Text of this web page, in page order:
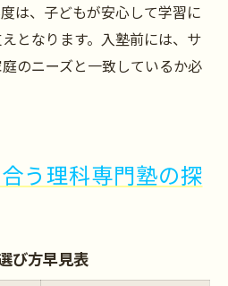
は、子どもが安心して学習に
となります。入塾前には、サ
のニーズと一致しているか必
う理科専門塾の探
び方早見表